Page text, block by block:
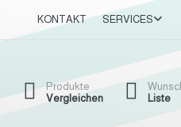
KONTAKT SERVICES
Produkte
Vergleichen
Liste